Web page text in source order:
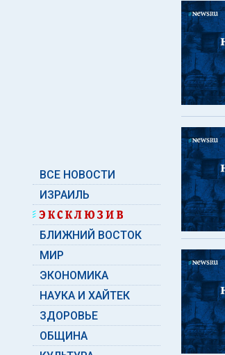
ВСЕ НОВОСТИ
ИЗРАИЛЬ
БЛИЖНИЙ ВОСТОК
МИР
ЭКОНОМИКА
НАУКА И ХАЙТЕК
ЗДОРОВЬЕ
ОБЩИНА